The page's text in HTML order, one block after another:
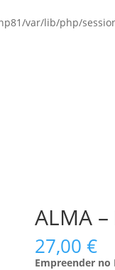
var/lib/php/
ALMA
27,00€
Empreender no